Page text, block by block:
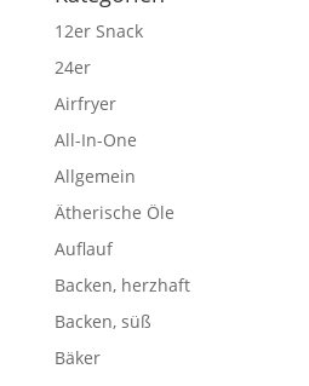
12er Snack
24er
Airfryer
All-In-One
Allgemein
Ätherische Öle
Auflauf
Backen, herzhaft
Backen, süß
Bäker